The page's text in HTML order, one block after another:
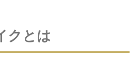
クとは